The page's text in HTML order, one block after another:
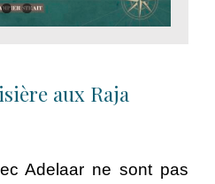
aux Raja
Adelaar ne sont pas